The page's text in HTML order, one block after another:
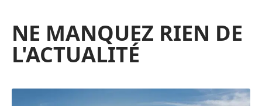
NE MANQUEZ RIEN DE
L'ACTUALITÉ